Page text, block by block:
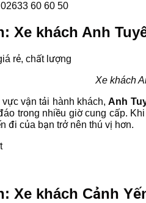
60 60 50
Xe khách Anh
Xe khách
vận tải hành khách,Anh
trong nhiều giờ cung cấp.
đi của bạn trở nên thú vị hơn.
Xe khách Cảnh